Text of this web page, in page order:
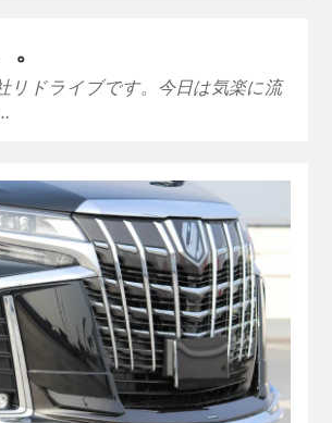
リドライブです。今日は気楽に流